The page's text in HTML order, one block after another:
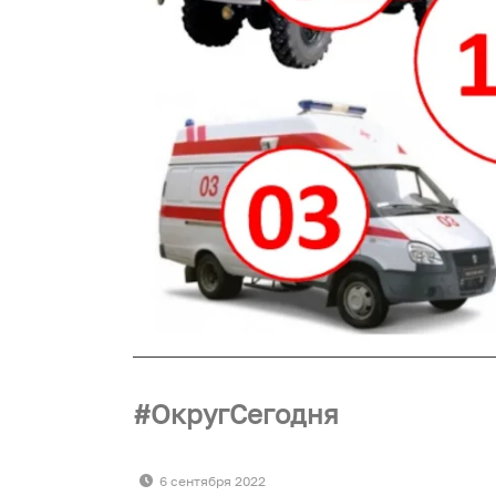
ОкругСегодня
6 сентября 2022